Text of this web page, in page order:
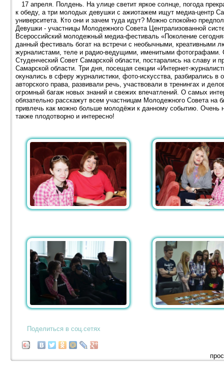
17 апреля. Полдень. На улице светит яркое солнце, погода
к обеду, а три молодых девушки с ажиотажем ищут медиа-центр
университета. Кто они и зачем туда идут? Можно спокойно
Девушки - участницы Молодежного Совета Централизованной
Всероссийский молодежный медиа-фестиваль «Поколение
данный фестиваль богат на встречи с необычными, креативными
журналистами, теле и радио-ведущими, именитыми фотографами.
Студенческий Совет Самарской области, постарались на славу и
Самарской области. Три дня, посещая секции «Интернет-
окунались в сферу журналистики, фото-искусства, разбирались в
авторского права, развивали речь, участвовали в тренингах и
огромный багаж новых знаний и свежих впечатлений. О самых
обязательно расскажут всем участницам Молодежного Совета
привлечь как можно больше молодёжи к данному событию.
также плодотворно и интересно!
Поделиться в соц.сетях